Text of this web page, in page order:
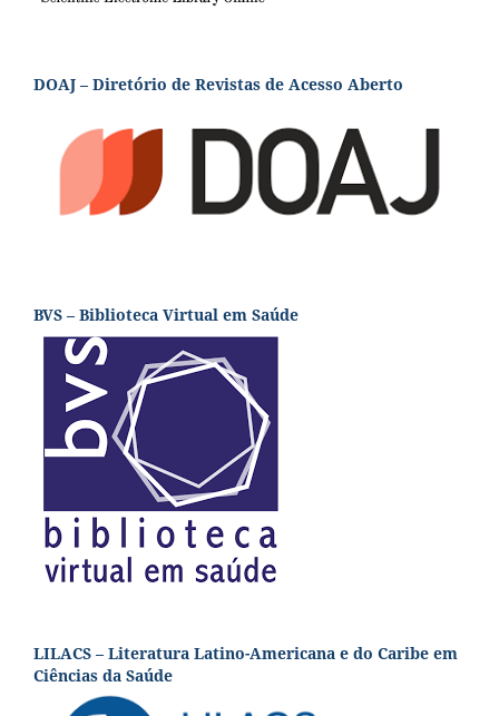
DOAJ – Diretório de Revistas de Acesso Aberto
BVS – Biblioteca Virtual em Saúde
LILACS – Literatura Latino-Americana e do Caribe em
Ciências da Saúde